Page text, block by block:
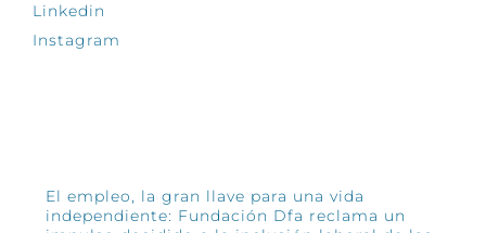
Linkedin
Instagram
El empleo, la gran llave para una vida
independiente: Fundación Dfa reclama un